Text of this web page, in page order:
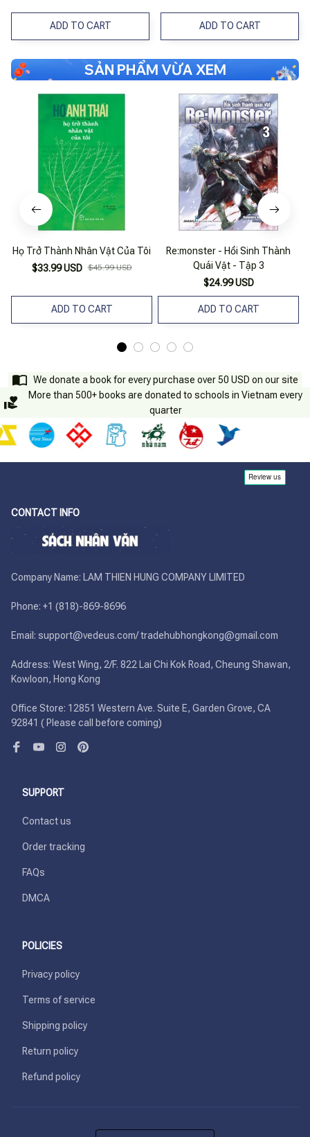
ADD TO CART ADD TO CART
SẢN PHẨM VỪA XEM
Họ Trở Thành Nhân Vật Của Tôi
$33.99 USD $45.99 USD
ADD TO CART
Re:monster - Hồi Sinh Thành
Quái Vật - Tập 3
$24.99 USD
ADD TO CART
We donate a book for every purchase over 50 USD on our site
More than 500+ books are donated to schools in Vietnam every
quarter
CONTACT INFO
Company Name: LAM THIEN HUNG COMPANY LIMITED
Phone: +1 (818)-869-8696
Email: support@vedeus.com/ tradehubhongkong@gmail.com
Address: West Wing, 2/F. 822 Lai Chi Kok Road, Cheung Shawan,
Kowloon, Hong Kong
Office Store: 12851 Western Ave. Suite E, Garden Grove, CA
92841 ( Please call before coming)
SUPPORT
Contact us
Order tracking
FAQs
DMCA
POLICIES
Privacy policy
Terms of service
Shipping policy
Return policy
Refund policy